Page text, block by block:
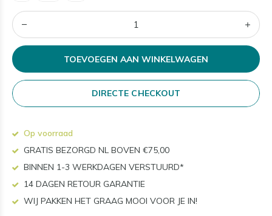
TOEVOEGEN AAN WINKELWAGEN
DIRECTE CHECKOUT
Op voorraad
GRATIS BEZORGD NL BOVEN €75,00
BINNEN 1-3 WERKDAGEN VERSTUURD*
14 DAGEN RETOUR GARANTIE
WIJ PAKKEN HET GRAAG MOOI VOOR JE IN!